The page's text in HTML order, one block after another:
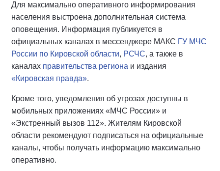
Для максимально оперативного информирования
населения выстроена дополнительная система
оповещения. Информация публикуется в
официальных каналах в мессенджере МАКС ГУ МЧС
России по Кировской области, РСЧС, а также в
каналах правительства региона и издания
«Кировская правда».
Кроме того, уведомления об угрозах доступны в
мобильных приложениях «МЧС России» и
«Экстренный вызов 112». Жителям Кировской
области рекомендуют подписаться на официальные
каналы, чтобы получать информацию максимально
оперативно.